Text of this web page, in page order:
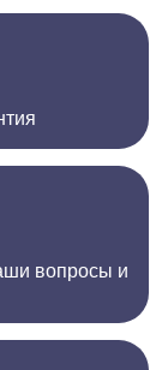
вопросы и